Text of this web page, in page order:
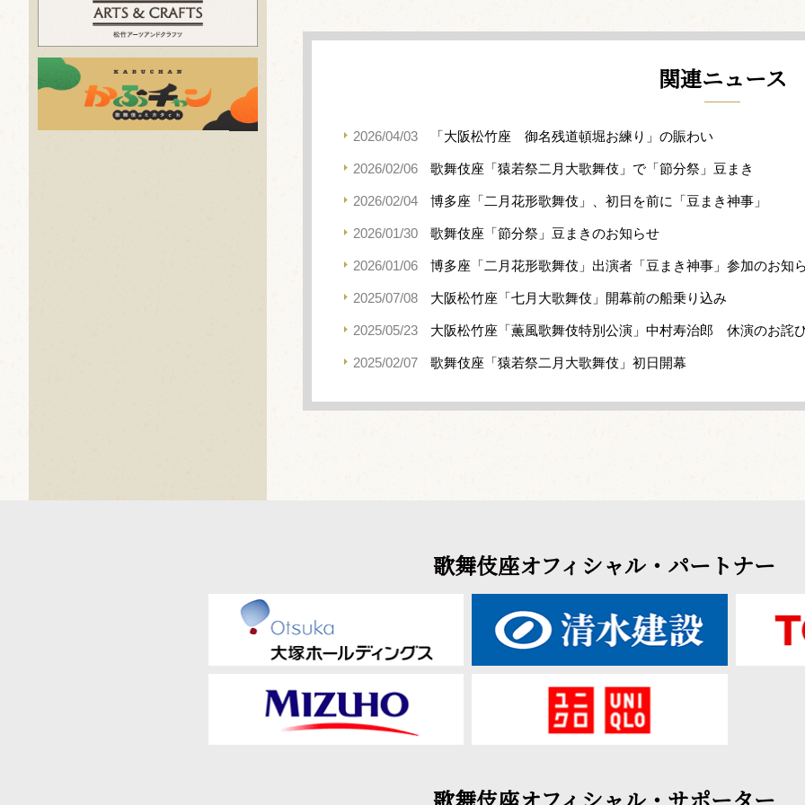
関連ニュース
2026/04/03 「大阪松竹座 御名残道頓堀お練り」の賑わい
2026/02/06 歌舞伎座「猿若祭二月大歌舞伎」で「節分祭」豆まき
2026/02/04 博多座「二月花形歌舞伎」、初日を前に「豆まき神事」
2026/01/30 歌舞伎座「節分祭」豆まきのお知らせ
2026/01/06 博多座「二月花形歌舞伎」出演者「豆まき神事」参加のお知
2025/07/08 大阪松竹座「七月大歌舞伎」開幕前の船乗り込み
2025/05/23 大阪松竹座「薫風歌舞伎特別公演」中村寿治郎 休演のお詫
2025/02/07 歌舞伎座「猿若祭二月大歌舞伎」初日開幕
歌舞伎座オフィシャル・パートナー